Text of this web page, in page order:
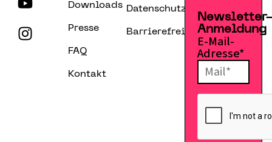
Downloads
Presse
FAQ
Kontakt
Datenschutzerklärung
Barrierefreiheitserklärung
Anmeldung
E-Mail-
Adresse*